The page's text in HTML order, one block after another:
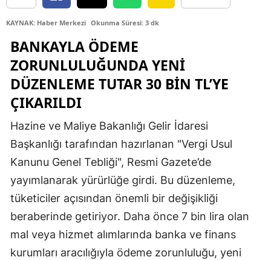
Edirne
Erzincan
Erzurum
Gaziantep
Gümüşhane
Hakkari
Isparta
KAYNAK: Haber Merkezi Okunma Süresi: 3 dk
BANKAYLA ÖDEME
ZORUNLULUĞUNDA YENI
DÜZENLEME TUTAR 30 BIN TL’YE
ÇIKARILDI
Hazine ve Maliye Bakanlığı Gelir İdaresi
Başkanlığı tarafından hazırlanan "Vergi Usul
Kanunu Genel Tebliği", Resmi Gazete’de
yayımlanarak yürürlüğe girdi. Bu düzenleme,
tüketiciler açısından önemli bir değişikliği
beraberinde getiriyor. Daha önce 7 bin lira olan
mal veya hizmet alımlarında banka ve finans
kurumları aracılığıyla ödeme zorunluluğu, yeni